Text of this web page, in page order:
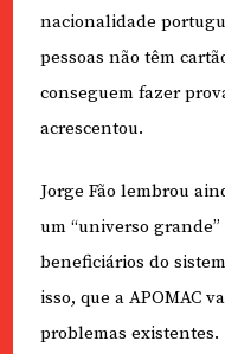
nacionalidade
pessoas não têm
conseguem fazer
acrescentou.
Jorge Fão lembrou
um “universo
beneficiários do
isso, que a APOMAC
problemas existentes.